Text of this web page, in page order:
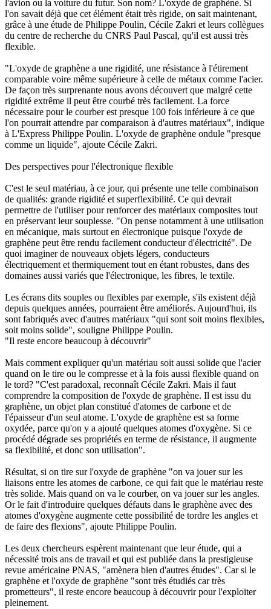
l'avion ou la voiture du futur. Son nom? L'oxyde de graphène. Si
l'on savait déjà que cet élément était très rigide, on sait maintenant,
grâce à une étude de Philippe Poulin, Cécile Zakri et leurs collègues
du centre de recherche du CNRS Paul Pascal, qu'il est aussi très
flexible.
"L'oxyde de graphène a une rigidité, une résistance à l'étirement
comparable voire même supérieure à celle de métaux comme l'acier.
De façon très surprenante nous avons découvert que malgré cette
rigidité extrême il peut être courbé très facilement. La force
nécessaire pour le courber est presque 100 fois inférieure à ce que
l'on pourrait attendre par comparaison à d'autres matériaux", indique
à L'Express Philippe Poulin. L'oxyde de graphène ondule "presque
comme un liquide", ajoute Cécile Zakri.
Des perspectives pour l'électronique flexible
C'est le seul matériau, à ce jour, qui présente une telle combinaison
de qualités: grande rigidité et superflexibilité. Ce qui devrait
permettre de l'utiliser pour renforcer des matériaux composites tout
en préservant leur souplesse. "On pense notamment à une utilisation
en mécanique, mais surtout en électronique puisque l'oxyde de
graphène peut être rendu facilement conducteur d'électricité". De
quoi imaginer de nouveaux objets légers, conducteurs
électriquement et thermiquement tout en étant robustes, dans des
domaines aussi variés que l'électronique, les fibres, le textile.
Les écrans dits souples ou flexibles par exemple, s'ils existent déjà
depuis quelques années, pourraient être améliorés. Aujourd'hui, ils
sont fabriqués avec d'autres matériaux "qui sont soit moins flexibles,
soit moins solide", souligne Philippe Poulin.
"Il reste encore beaucoup à découvrir"
Mais comment expliquer qu'un matériau soit aussi solide que l'acier
quand on le tire ou le compresse et à la fois aussi flexible quand on
le tord? "C'est paradoxal, reconnaît Cécile Zakri. Mais il faut
comprendre la composition de l'oxyde de graphène. Il est issu du
graphène, un objet plan constitué d'atomes de carbone et de
l'épaisseur d'un seul atome. L'oxyde de graphène est sa forme
oxydée, parce qu'on y a ajouté quelques atomes d'oxygène. Si ce
procédé dégrade ses propriétés en terme de résistance, il augmente
sa flexibilité, et donc son utilisation".
Résultat, si on tire sur l'oxyde de graphène "on va jouer sur les
liaisons entre les atomes de carbone, ce qui fait que le matériau reste
très solide. Mais quand on va le courber, on va jouer sur les angles.
Or le fait d'introduire quelques défauts dans le graphène avec des
atomes d'oxygène augmente cette possibilité de tordre les angles et
de faire des flexions", ajoute Philippe Poulin.
Les deux chercheurs espèrent maintenant que leur étude, qui a
nécessité trois ans de travail et qui est publiée dans la prestigieuse
revue américaine PNAS, "amènera bien d'autres études". Car si le
graphène et l'oxyde de graphène "sont très étudiés car très
prometteurs", il reste encore beaucoup à découvrir pour l'exploiter
pleinement.